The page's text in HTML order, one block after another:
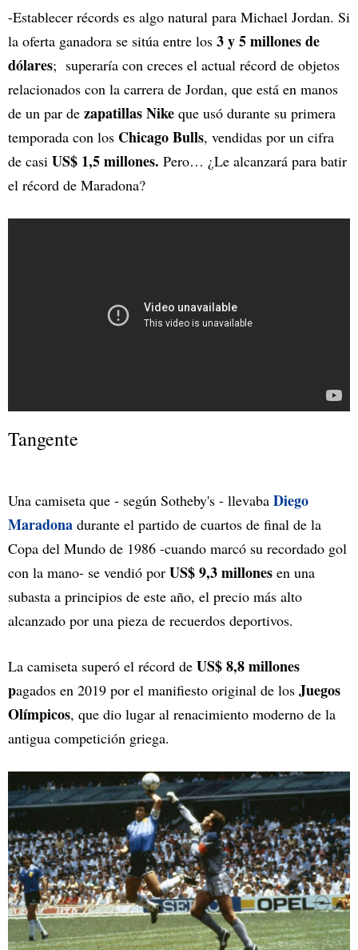
-Establecer récords es algo natural para Michael Jordan. Si
la oferta ganadora se sitúa entre los 3 y 5 millones de
dólares; superaría con creces el actual récord de objetos
relacionados con la carrera de Jordan, que está en manos
de un par de zapatillas Nike que usó durante su primera
temporada con los Chicago Bulls, vendidas por un cifra
de casi US$ 1,5 millones. Pero… ¿Le alcanzará para batir
el récord de Maradona?
Tangente
Una camiseta que - según Sotheby's - llevaba Diego
Maradona durante el partido de cuartos de final de la
Copa del Mundo de 1986 -cuando marcó su recordado gol
con la mano- se vendió por US$ 9,3 millones en una
subasta a principios de este año, el precio más alto
alcanzado por una pieza de recuerdos deportivos.
La camiseta superó el récord de US$ 8,8 millones
pagados en 2019 por el manifiesto original de los Juegos
Olímpicos, que dio lugar al renacimiento moderno de la
antigua competición griega.